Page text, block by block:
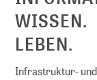
WISSEN.
LEBEN.
Infrastruktur-